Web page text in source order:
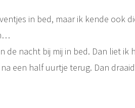
in bed, maar ik kende ook
nacht bij mij in bed. Dan liet ik
een half uurtje terug. Dan